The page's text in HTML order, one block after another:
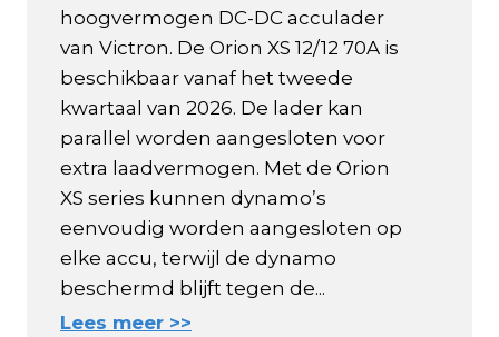
hoogvermogen DC-DC acculader
van Victron. De Orion XS 12/12 70A is
beschikbaar vanaf het tweede
kwartaal van 2026. De lader kan
parallel worden aangesloten voor
extra laadvermogen. Met de Orion
XS series kunnen dynamo’s
eenvoudig worden aangesloten op
elke accu, terwijl de dynamo
beschermd blijft tegen de...
Lees meer >>